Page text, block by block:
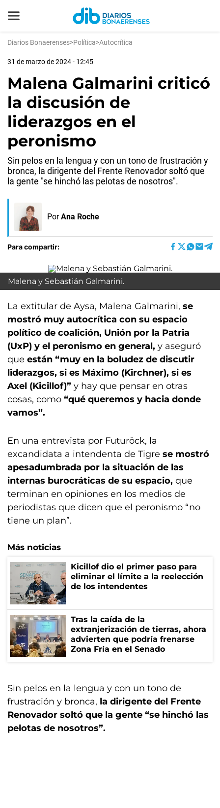
Diarios Bonaerenses>Política>Autocrítica
31 de marzo de 2024 - 12:45
Malena Galmarini criticó
la discusión de
liderazgos en el
peronismo
Sin pelos en la lengua y con un tono de frustración y
bronca, la dirigente del Frente Renovador soltó que
la gente "se hinchó las pelotas de nosotros".
Por Ana Roche
Para compartir:
Malena y Sebastián Galmarini.
La extitular de Aysa, Malena Galmarini, se
mostró muy autocrítica con su espacio
político de coalición, Unión por la Patria
(UxP) y el peronismo en general, y aseguró
que están “muy en la boludez de discutir
liderazgos, si es Máximo (Kirchner), si es
Axel (Kicillof)” y hay que pensar en otras
cosas, como “qué queremos y hacia donde
vamos”.
En una entrevista por Futuröck, la
excandidata a intendenta de Tigre se mostró
apesadumbrada por la situación de las
internas burocráticas de su espacio, que
terminan en opiniones en los medios de
periodistas que dicen que el peronismo “no
tiene un plan”.
Más noticias
Kicillof dio el primer paso para
eliminar el límite a la reelección
de los intendentes
Tras la caída de la
extranjerización de tierras, ahora
advierten que podría frenarse
Zona Fría en el Senado
Sin pelos en la lengua y con un tono de
frustración y bronca, la dirigente del Frente
Renovador soltó que la gente “se hinchó las
pelotas de nosotros”.